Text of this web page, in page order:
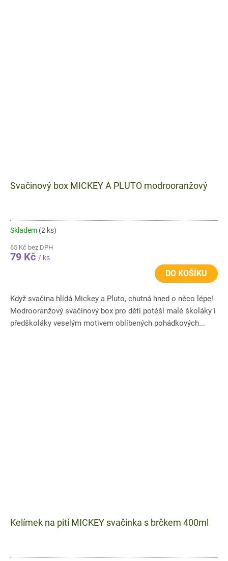
Svačinový box MICKEY A PLUTO modrooranžový
Skladem (2 ks)
65 Kč bez DPH
79 Kč / ks
DO KOŠÍKU
Když svačina hlídá Mickey a Pluto, chutná hned o něco lépe!
Modrooranžový svačinový box pro děti potěší malé školáky i
předškoláky veselým motivem oblíbených pohádkových...
Kelímek na pití MICKEY svačinka s brčkem 400ml